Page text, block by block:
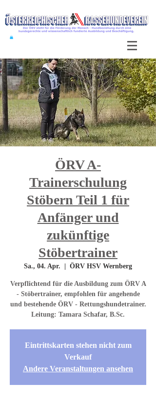
ÖRV A-
Trainerschulung
Stöbern Teil 1 für
Anfänger und
zukünftige
Stöbertrainer
Sa., 04. Apr. ÖRV HSV Wernberg
Verpflichtend für die Ausbildung zum ÖRV A
- Stöbertrainer, empfohlen für angehende
und bestehende ÖRV - Rettungshundetrainer.
Leitung: Tamara Schafar, B.Sc.
Eintrittskarten stehen nicht zum
Verkauf
Andere Veranstaltungen ansehen